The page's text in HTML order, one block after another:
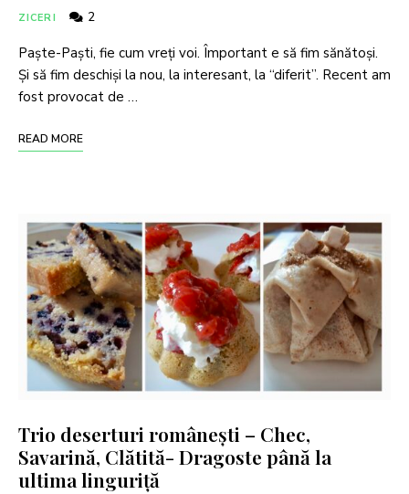
ZICERI 2
Paște-Paști, fie cum vreți voi. Împortant e să fim sănătoși.
Și să fim deschiși la nou, la interesant, la “diferit”. Recent am
fost provocat de …
READ MORE
Trio deserturi românești – Chec,
Savarină, Clătită- Dragoste până la
ultima linguriță